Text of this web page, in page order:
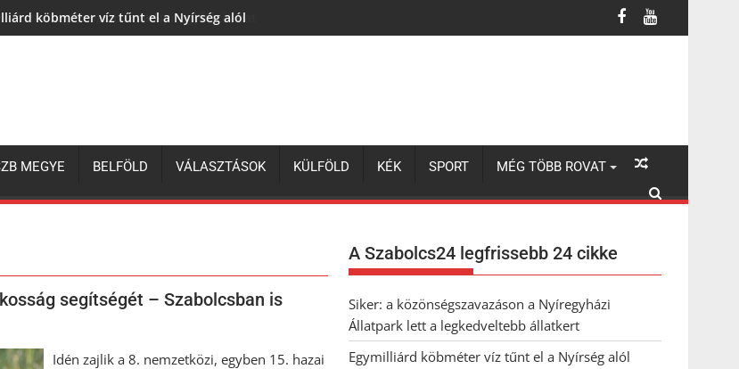
köbméter víz tűnt el a Nyírség alól
MEGYE BELFÖLD VÁLASZTÁSOK KÜLFÖLD KÉK SPORT MÉG TÖBB ROVAT
segítségét – Szabolcsban is
Idén zajlik a 8. nemzetközi, egyben 15. hazai
A Szabolcs24 legfrissebb 24 cikke
Siker: a közönségszavazáson a Nyíregyházi
Állatpark lett a legkedveltebb állatkert
Egymilliárd köbméter víz tűnt el a Nyírség alól